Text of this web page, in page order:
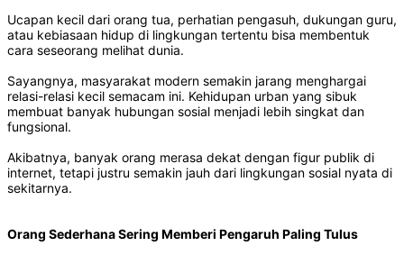
Ucapan kecil dari orang tua, perhatian pengasuh, dukungan guru,
atau kebiasaan hidup di lingkungan tertentu bisa membentuk
cara seseorang melihat dunia.
Sayangnya, masyarakat modern semakin jarang menghargai
relasi-relasi kecil semacam ini. Kehidupan urban yang sibuk
membuat banyak hubungan sosial menjadi lebih singkat dan
fungsional.
Akibatnya, banyak orang merasa dekat dengan figur publik di
internet, tetapi justru semakin jauh dari lingkungan sosial nyata di
sekitarnya.
Orang Sederhana Sering Memberi Pengaruh Paling Tulus